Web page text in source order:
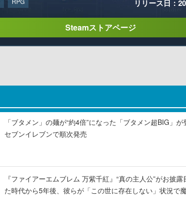
リリース日：
Steamストアページ
「ブタメン」の麺が“約4倍”になった「ブタメン超BIG」
セブンイレブンで順次発売
『ファイアーエムブレム 万紫千紅』“真の主人公”がお披
た時代から5年後、彼らが「この世に存在しない」状況で